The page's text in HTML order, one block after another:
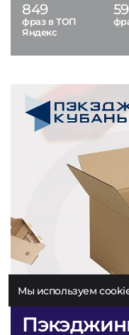
849
фраз в ТОП
Яндекс
Мы используем